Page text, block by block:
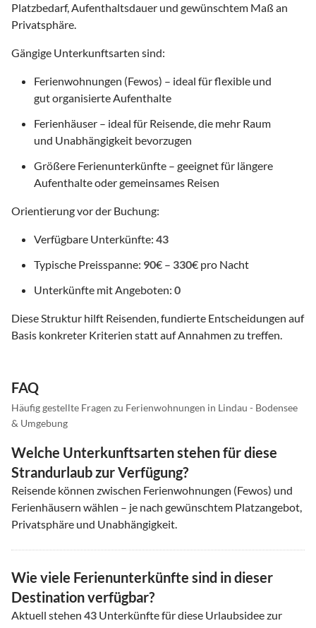
Platzbedarf, Aufenthaltsdauer und gewünschtem Maß an
Privatsphäre.
Gängige Unterkunftsarten sind:
Ferienwohnungen (Fewos) – ideal für flexible und
gut organisierte Aufenthalte
Ferienhäuser – ideal für Reisende, die mehr Raum
und Unabhängigkeit bevorzugen
Größere Ferienunterkünfte – geeignet für längere
Aufenthalte oder gemeinsames Reisen
Orientierung vor der Buchung:
Verfügbare Unterkünfte: 43
Typische Preisspanne: 90€ – 330€ pro Nacht
Unterkünfte mit Angeboten: 0
Diese Struktur hilft Reisenden, fundierte Entscheidungen auf
Basis konkreter Kriterien statt auf Annahmen zu treffen.
FAQ
Häufig gestellte Fragen zu Ferienwohnungen in Lindau - Bodensee
& Umgebung
Welche Unterkunftsarten stehen für diese
Strandurlaub zur Verfügung?
Reisende können zwischen Ferienwohnungen (Fewos) und
Ferienhäusern wählen – je nach gewünschtem Platzangebot,
Privatsphäre und Unabhängigkeit.
Wie viele Ferienunterkünfte sind in dieser
Destination verfügbar?
Aktuell stehen 43 Unterkünfte für diese Urlaubsidee zur